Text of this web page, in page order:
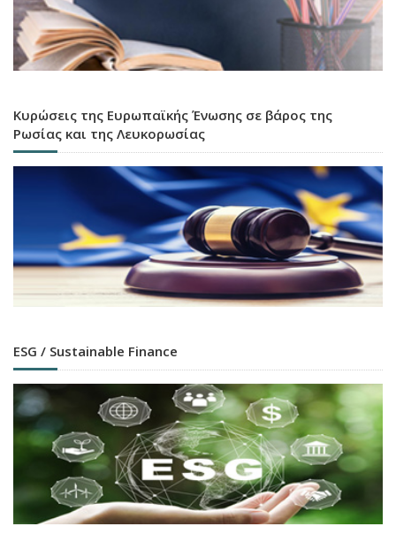
Κυρώσεις της Ευρωπαϊκής Ένωσης σε βάρος της
Ρωσίας και της Λευκορωσίας
ESG / Sustainable Finance